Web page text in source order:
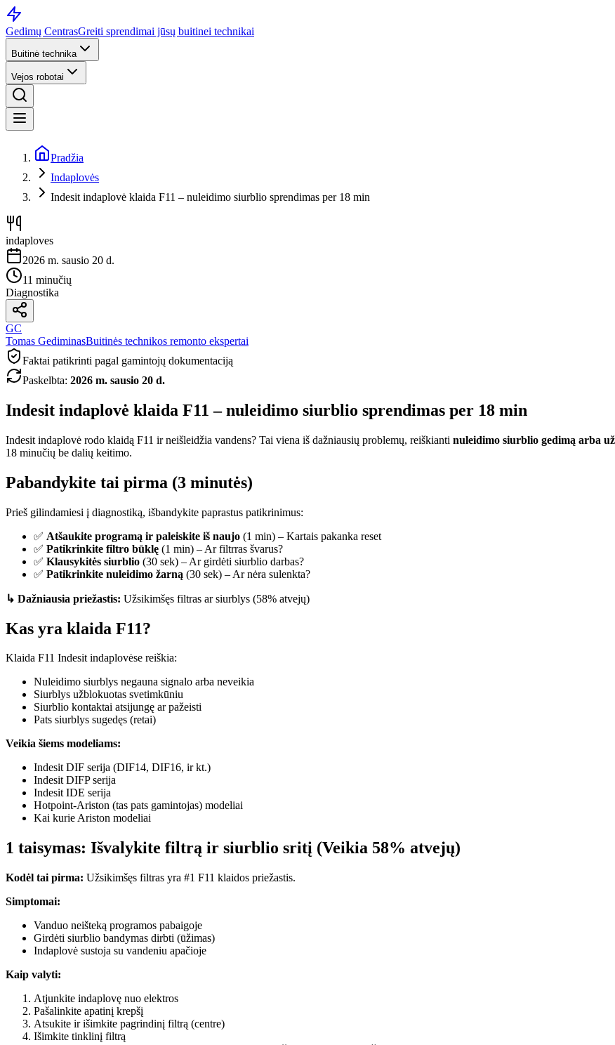
Gedimų CentrasGreiti sprendimai jūsų buitinei technikai
Buitinė technika
Vejos robotai
Pradžia
Indaplovės
Indesit indaplovė klaida F11 – nuleidimo siurblio sprendimas per 18 min
indaploves
2026 m. sausio 20 d.
11 minučių
Diagnostika
GC
Tomas GediminasBuitinės technikos remonto ekspertai
Faktai patikrinti pagal gamintojų dokumentaciją
Paskelbta: 2026 m. sausio 20 d.
Indesit indaplovė klaida F11 – nuleidimo siurblio sprendimas per 18 min
Indesit indaplovė rodo klaidą F11 ir neišleidžia vandens? Tai viena iš dažniausių problemų, reiškianti nuleidimo siurblio gedimą arba
18 minučių be dalių keitimo.
Pabandykite tai pirma (3 minutės)
Prieš gilindamiesi į diagnostiką, išbandykite paprastus patikrinimus:
✅ Atšaukite programą ir paleiskite iš naujo (1 min) – Kartais pakanka reset
✅ Patikrinkite filtro būklę (1 min) – Ar filtrras švarus?
✅ Klausykitės siurblio (30 sek) – Ar girdėti siurblio darbas?
✅ Patikrinkite nuleidimo žarną (30 sek) – Ar nėra sulenkta?
↳ Dažniausia priežastis: Užsikimšęs filtras ar siurblys (58% atvejų)
Kas yra klaida F11?
Klaida F11 Indesit indaplovėse reiškia:
Nuleidimo siurblys negauna signalo arba neveikia
Siurblys užblokuotas svetimkūniu
Siurblio kontaktai atsijungę ar pažeisti
Pats siurblys sugedęs (retai)
Veikia šiems modeliams:
Indesit DIF serija (DIF14, DIF16, ir kt.)
Indesit DIFP serija
Indesit IDE serija
Hotpoint-Ariston (tas pats gamintojas) modeliai
Kai kurie Ariston modeliai
1 taisymas: Išvalykite filtrą ir siurblio sritį (Veikia 58% atvejų)
Kodėl tai pirma: Užsikimšęs filtras yra #1 F11 klaidos priežastis.
Simptomai:
Vanduo neišteką programos pabaigoje
Girdėti siurblio bandymas dirbti (ūžimas)
Indaplovė sustoja su vandeniu apačioje
Kaip valyti:
Atjunkite indaplovę nuo elektros
Pašalinkite apatinį krepšį
Atsukite ir išimkite pagrindinį filtrą (centre)
Išimkite tinklinį filtrą